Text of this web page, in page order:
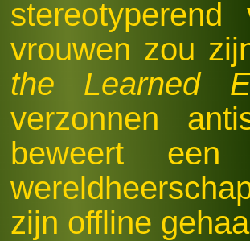
stereotyperend
vrouwen zou
the Learned
verzonnen
beweert
zijn offline